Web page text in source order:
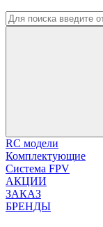
RC модели
Комплектующие
Система FPV
АКЦИИ
ЗАКАЗ
БРЕНДЫ